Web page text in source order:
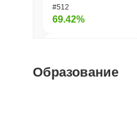
#512
69.42%
Образование